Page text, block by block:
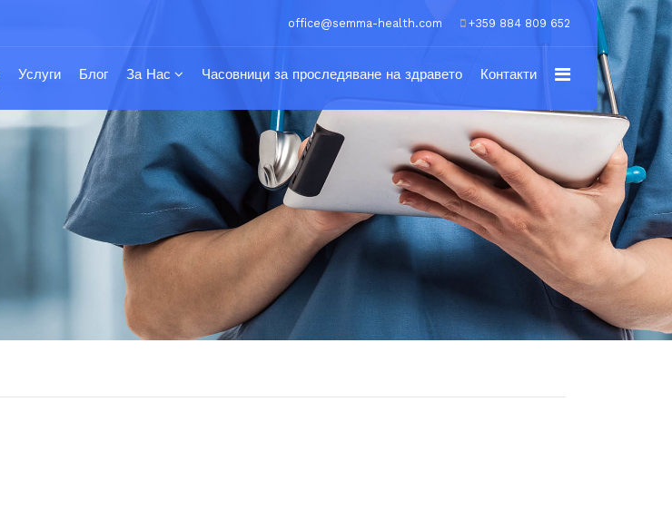
office@semma-health.com +359 884 809 652
Услуги Блог За Нас Часовници за проследяване на здравето Контакти